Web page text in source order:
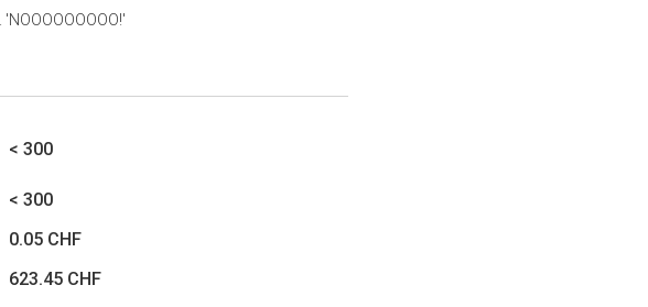
'NOOOOOOOOO!'
< 300
< 300
0.05 CHF
623.45 CHF